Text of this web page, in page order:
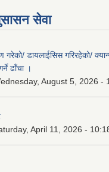
सेवा
गरेको/ डायलाईसिस गरिरहेको/
ढाँचा ।
August 5, 2026 -
April 11, 2026 -